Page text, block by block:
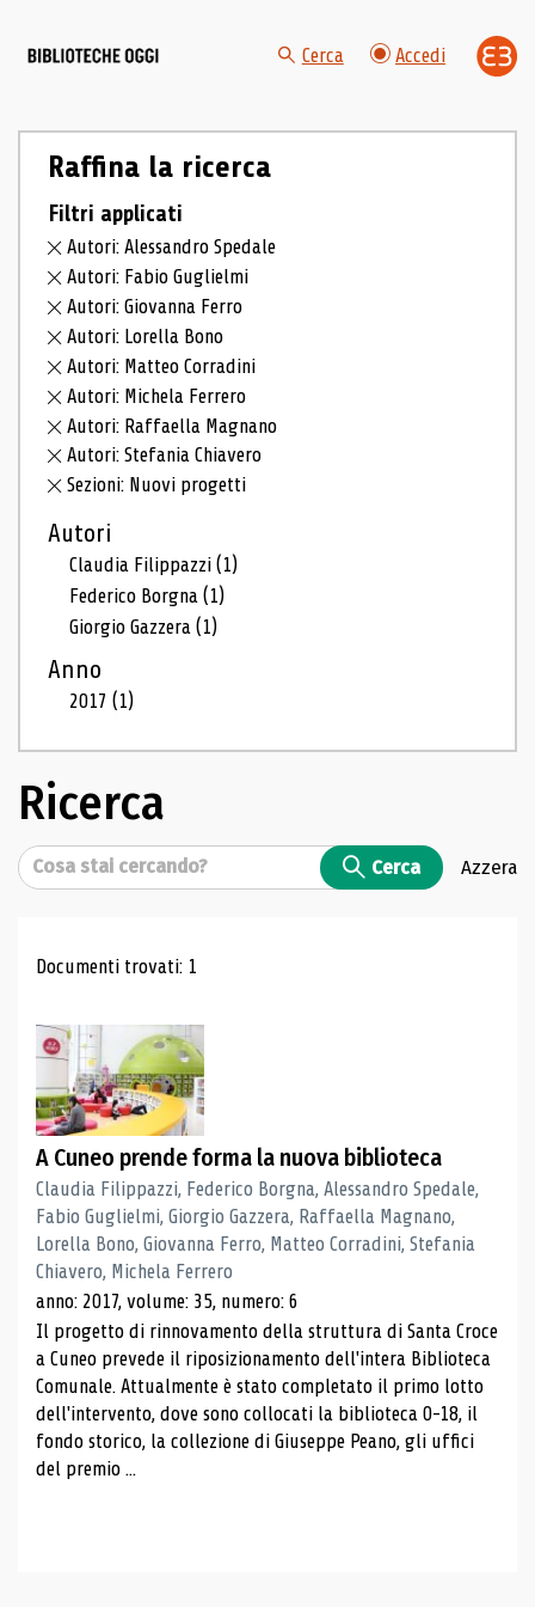
Cerca Accedi
Raffina la ricerca
Filtri applicati
Autori: Alessandro Spedale
Autori: Fabio Guglielmi
Autori: Giovanna Ferro
Autori: Lorella Bono
Autori: Matteo Corradini
Autori: Michela Ferrero
Autori: Raffaella Magnano
Autori: Stefania Chiavero
Sezioni: Nuovi progetti
Autori
Claudia Filippazzi(1)
Federico Borgna(1)
Giorgio Gazzera(1)
Anno
2017(1)
Ricerca
Cerca Cerca Azzera
Risultati di ricerca
Documenti trovati: 1
A Cuneo prende forma la nuova biblioteca
Claudia Filippazzi, Federico Borgna, Alessandro Spedale,
Fabio Guglielmi, Giorgio Gazzera, Raffaella Magnano,
Lorella Bono, Giovanna Ferro, Matteo Corradini, Stefania
Chiavero, Michela Ferrero
anno: 2017, volume: 35, numero: 6
Il progetto di rinnovamento della struttura di Santa Croce
a Cuneo prevede il riposizionamento dell'intera Biblioteca
Comunale. Attualmente è stato completato il primo lotto
dell'intervento, dove sono collocati la biblioteca 0-18, il
fondo storico, la collezione di Giuseppe Peano, gli uffici
del premio ...